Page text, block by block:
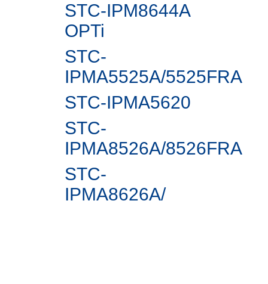
STC-IPM8644A
OPTi
STC-
IPMA5525A/5525FRA
STC-IPMА5620
STC-
IPMA8526A/8526FRA
STC-
IPMA8626A/